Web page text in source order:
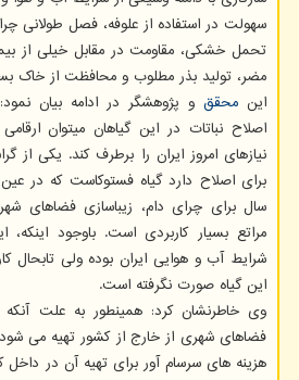
سهولت در استفاده از علوفه، فصل طولانی
تحمل خشکی، مقاومت در مقابل خیلی از
مضر، تولید بذر مطلوب و محافظت از خاک
این محقق و پژوهشگر در ادامه بیان
اصلاح نباتات در این گیاهان میتوان
نیازهای امروز ایران را برطرف کند. یکی از
برای اصلاح دارد گیاه فستوکاست که در
سال برای چرای دام، زیباسازی
مراتع بسیار کاربردی است. باوجود اینکه،
شرایط آب و هوایی ایران بوده ولی تابحال
این گیاه صورت نگرفته است.
وی خاطرنشان کرد: همینطور به علت آنکه
فضاهای شهری از خارج از کشور تهیه می
هزینه های سرسام آور برای تهیه آن در